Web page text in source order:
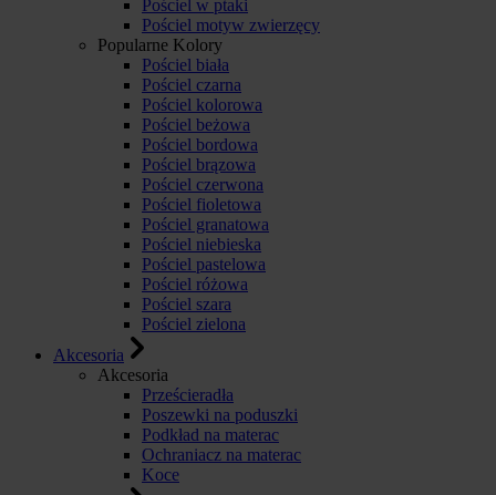
Pościel w ptaki
Pościel motyw zwierzęcy
Popularne Kolory
Pościel biała
Pościel czarna
Pościel kolorowa
Pościel beżowa
Pościel bordowa
Pościel brązowa
Pościel czerwona
Pościel fioletowa
Pościel granatowa
Pościel niebieska
Pościel pastelowa
Pościel różowa
Pościel szara
Pościel zielona
Akcesoria
Akcesoria
Prześcieradła
Poszewki na poduszki
Podkład na materac
Ochraniacz na materac
Koce